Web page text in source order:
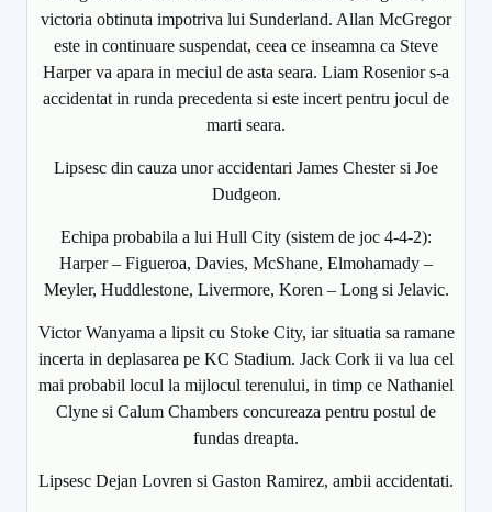
victoria obtinuta impotriva lui Sunderland. Allan McGregor
este in continuare suspendat, ceea ce inseamna ca Steve
Harper va apara in meciul de asta seara. Liam Rosenior s-a
accidentat in runda precedenta si este incert pentru jocul de
marti seara.
Lipsesc din cauza unor accidentari James Chester si Joe
Dudgeon.
Echipa probabila a lui Hull City (sistem de joc 4-4-2):
Harper – Figueroa, Davies, McShane, Elmohamady –
Meyler, Huddlestone, Livermore, Koren – Long si Jelavic.
Victor Wanyama a lipsit cu Stoke City, iar situatia sa ramane
incerta in deplasarea pe KC Stadium. Jack Cork ii va lua cel
mai probabil locul la mijlocul terenului, in timp ce Nathaniel
Clyne si Calum Chambers concureaza pentru postul de
fundas dreapta.
Lipsesc Dejan Lovren si Gaston Ramirez, ambii accidentati.